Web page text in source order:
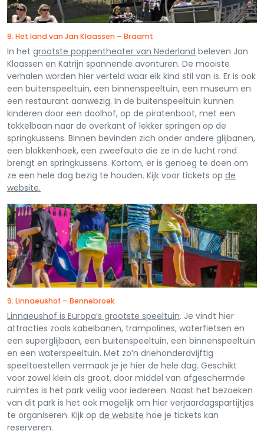
8. Het land van Jan Klaassen – Braamt
In het grootste poppentheater van Nederland beleven Jan
Klaassen en Katrijn spannende avonturen. De mooiste
verhalen worden hier verteld waar elk kind stil van is. Er is ook
een buitenspeeltuin, een binnenspeeltuin, een museum en
een restaurant aanwezig. In de buitenspeeltuin kunnen
kinderen door een doolhof, op de piratenboot, met een
tokkelbaan naar de overkant of lekker springen op de
springkussens. Binnen bevinden zich onder andere glijbanen,
een blokkenhoek, een zweefauto die ze in de lucht rond
brengt en springkussens. Kortom, er is genoeg te doen om
ze een hele dag bezig te houden. Kijk voor tickets op de
website.
9. Linnaeushof – Bennebroek
Linnaeushof is Europa’s grootste speeltuin. Je vindt hier
attracties zoals kabelbanen, trampolines, waterfietsen en
een superglijbaan, een buitenspeeltuin, een binnenspeeltuin
en een waterspeeltuin. Met zo’n driehonderdvijftig
speeltoestellen vermaak je je hier de hele dag. Geschikt
voor zowel klein als groot, door middel van afgeschermde
ruimtes is het park veilig voor iedereen. Naast het bezoeken
van dit park is het ook mogelijk om hier verjaardagspartijtjes
te organiseren. Kijk op de website hoe je tickets kan
reserveren.